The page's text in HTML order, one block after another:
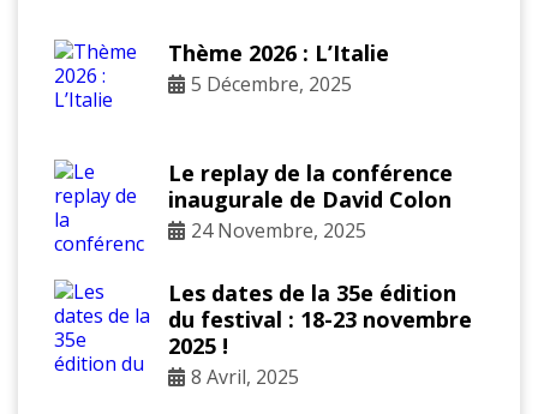
Thème 2026 : L’Italie
5 Décembre, 2025
Le replay de la conférence
inaugurale de David Colon
24 Novembre, 2025
Les dates de la 35e édition
du festival : 18-23 novembre
2025 !
8 Avril, 2025